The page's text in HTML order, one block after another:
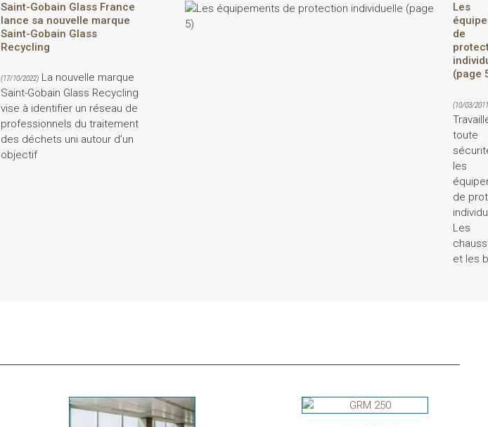
Saint-Gobain Glass France
lance sa nouvelle marque
Saint-Gobain Glass
Recycling
(17/10/2022) La nouvelle marque
Saint-Gobain Glass Recycling
vise à identifier un réseau de
professionnels du traitement
des déchets uni autour d’un
objectif
Les
de
(page
(10/03/
toute
les
de
Les
et les